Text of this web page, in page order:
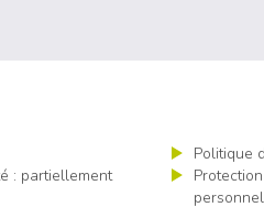
: partiellement
Politique